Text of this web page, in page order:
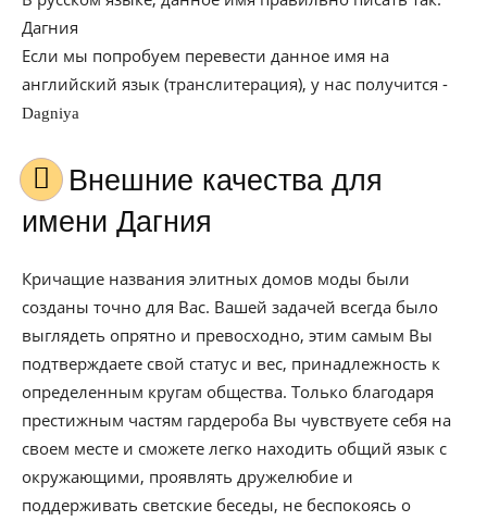
Дагния
Если мы попробуем перевести данное имя на
английский язык (транслитерация), у нас получится -
Dagniya
Внешние качества для
имени Дагния
Кричащие названия элитных домов моды были
созданы точно для Вас. Вашей задачей всегда было
выглядеть опрятно и превосходно, этим самым Вы
подтверждаете свой статус и вес, принадлежность к
определенным кругам общества. Только благодаря
престижным частям гардероба Вы чувствуете себя на
своем месте и сможете легко находить общий язык с
окружающими, проявлять дружелюбие и
поддерживать светские беседы, не беспокоясь о